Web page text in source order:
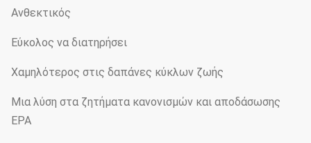
Ανθεκτικός
Εύκολος να διατηρήσει
Χαμηλότερος στις δαπάνες κύκλων ζωής
Μια λύση στα ζητήματα κανονισμών και αποδάσωσης
EPA